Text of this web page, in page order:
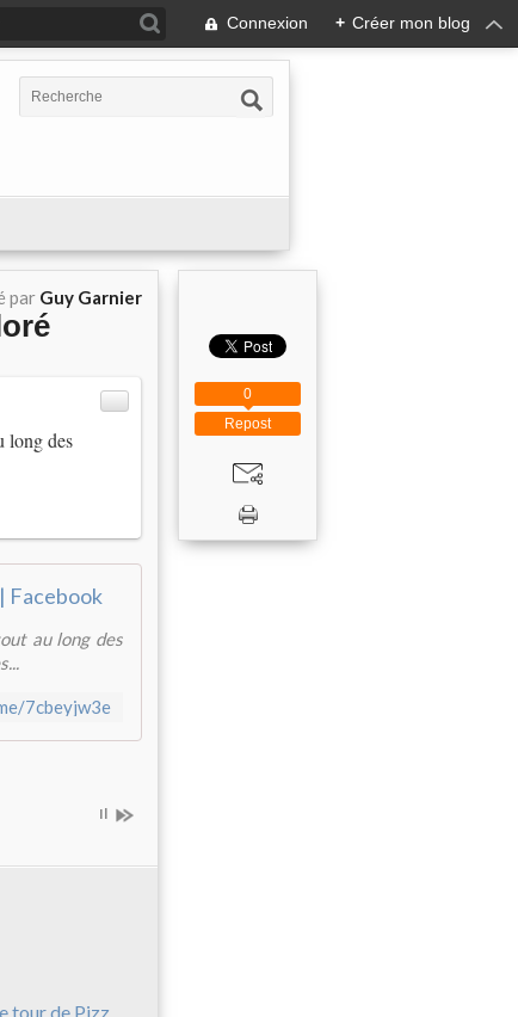
Connexion + Créer mon blog
par Guy Garnier
long des
Facebook
au long des
7cbeyjw3e
Il
Repost
0